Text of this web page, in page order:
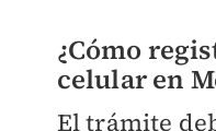
¿Cómo
celular en
El trámite